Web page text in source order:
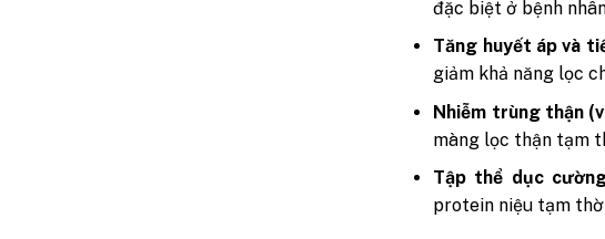
đặc biệt ở bệnh
Tăng huyết áp và
giảm khả năng lọc
Nhiễm trùng thận
màng lọc thận tạm
Tập thể dục
protein niệu tạm